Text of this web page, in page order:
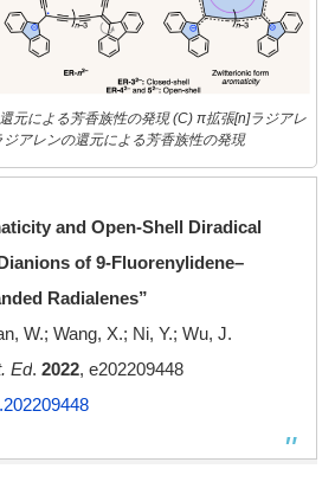
元による芳香族性の発現 (C) π拡張[n]ラジアレ
アレンの還元による芳香族性の発現
and Open-Shell Diradical
of 9-Fluorenylidene–
Radialenes”
W.; Wang, X.; Ni, Y.; Wu, J.
Ed. 2022, e202209448